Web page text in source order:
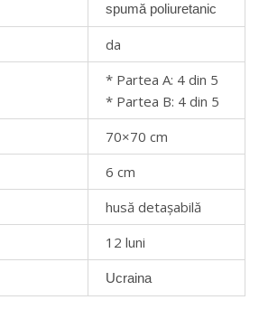
spumă poliuretanic
da
* Partea A: 4 din 5
* Partea B: 4 din 5
70×70 cm
6 cm
husă detașabilă
12 luni
Ucraina